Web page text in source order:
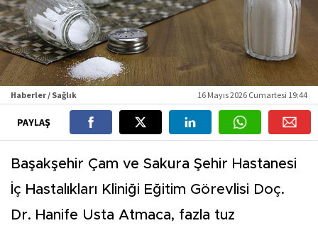
Haberler / Sağlık 16 Mayıs 2026 Cumartesi 19:44
PAYLAŞ
Başakşehir Çam ve Sakura Şehir Hastanesi
İç Hastalıkları Kliniği Eğitim Görevlisi Doç.
Dr. Hanife Usta Atmaca, fazla tuz